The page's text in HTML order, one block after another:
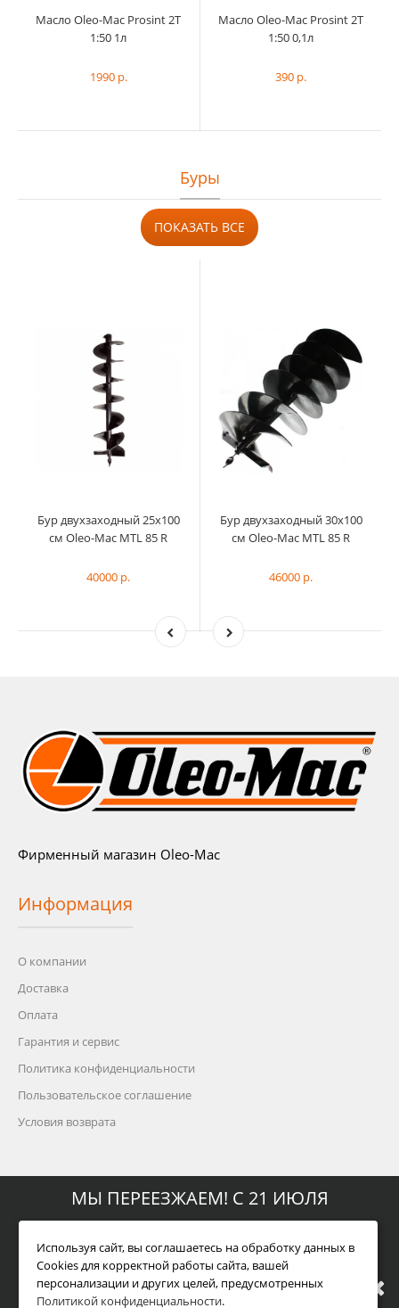
Масло Oleo-Mac Prosint 2T
1:50 1л
1990 р.
Масло Oleo-Mac Prosint 2T
1:50 0,1л
390 р.
Буры
ПОКАЗАТЬ ВСЕ
Бур двухзаходный 25x100
см Oleo-Mac MTL 85 R
40000 р.
Бур двухзаходный 30х100
см Oleo-Mac MTL 85 R
46000 р.
МЫ ПЕРЕЕЗЖАЕМ! С 21 ИЮЛЯ
МАГАЗИН БУДЕТ РАБОТАТЬ ПО
НОВОМУ АДРЕСУ. ПОДРОБНАЯ
Фирменный магазин Oleo-Mac
Информация
О компании
Доставка
Оплата
Гарантия и сервис
Политика конфиденциальности
Пользовательское соглашение
Условия возврата
Акции
Карта сайта
Правила действия программы «Нашли дешевле?»
Используя сайт, вы соглашаетесь на обработку данных в
Cookies для корректной работы сайта, вашей
персонализации и других целей, предусмотренных
Политикой конфиденциальности.